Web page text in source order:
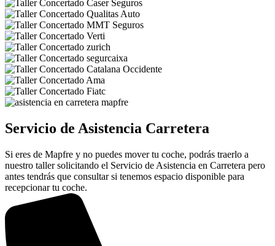
Servicio de Asistencia Carretera
Si eres de Mapfre y no puedes mover tu coche, podrás traerlo a
nuestro taller solicitando el Servicio de Asistencia en Carretera pero
antes tendrás que consultar si tenemos espacio disponible para
recepcionar tu coche.